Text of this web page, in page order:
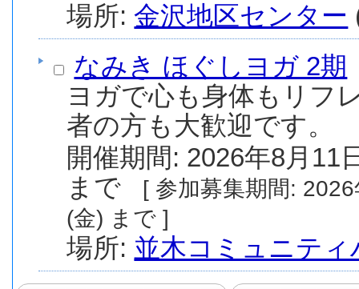
場所:金沢地区センター
なみき ほぐしヨガ 2期
ヨガで心も身体もリフ
者の方も大歓迎です。
開催期間: 2026年8月11
[ 参加募集期間: 2026年7月31日(金) から 2026年7月31日
(金) まで ]
場所: 並木コミュニティ